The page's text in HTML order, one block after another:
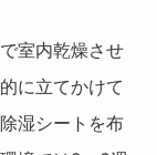
室内乾燥させ
に立てかけて
湿シートを布